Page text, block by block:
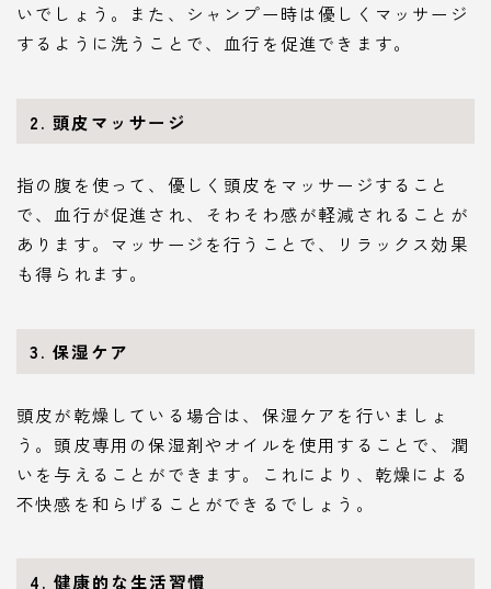
いでしょう。また、シャンプー時は優しくマッサージ
するように洗うことで、血行を促進できます。
2. 頭皮マッサージ
指の腹を使って、優しく頭皮をマッサージすること
で、血行が促進され、そわそわ感が軽減されることが
あります。マッサージを行うことで、リラックス効果
も得られます。
3. 保湿ケア
頭皮が乾燥している場合は、保湿ケアを行いましょ
う。頭皮専用の保湿剤やオイルを使用することで、潤
いを与えることができます。これにより、乾燥による
不快感を和らげることができるでしょう。
4. 健康的な生活習慣